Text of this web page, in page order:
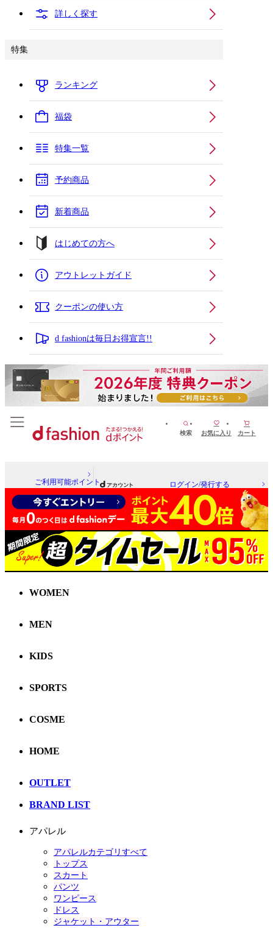
詳しく探す
特集
ランキング
福袋
特集一覧
予約商品
新着商品
はじめての方へ
アウトレットガイド
クーポンの使い方
d fashionは毎日お得宣言!!
検索 お気に入り カート
ご利用可能ポイント ログイン/発行する
WOMEN
MEN
KIDS
SPORTS
COSME
HOME
OUTLET
BRAND LIST
アパレル
アパレルカテゴリすべて
トップス
スカート
パンツ
ワンピース
ドレス
ジャケット・アウター